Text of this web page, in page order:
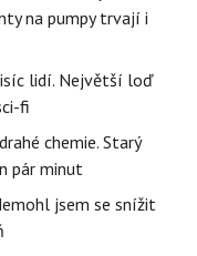
na pumpy trvají i
lidí. Největší loď
fi
chemie. Starý
pár minut
jsem se snížit